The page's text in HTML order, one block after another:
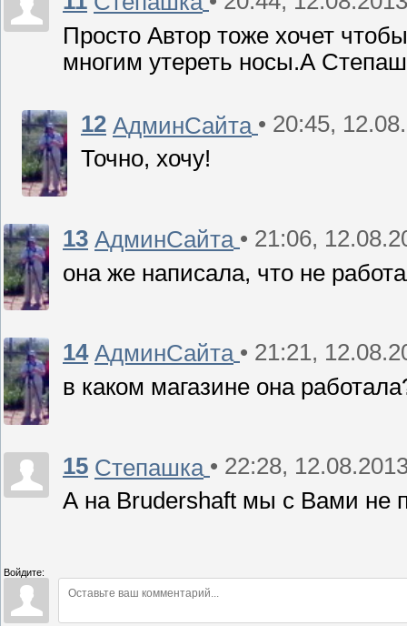
Просто Автор тоже хочет
многим утереть носы.А
12 АдминСайта • 20:45,
Точно, хочу!
13 АдминСайта • 21:06,
она же написала, что не
14 АдминСайта • 21:21,
в каком магазине она
15 Степашка • 22:28,
А на Brudershaft мы с Вами не
Войдите: